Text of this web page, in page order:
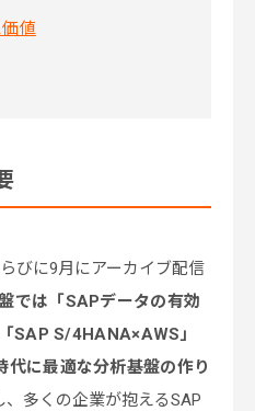
値
びに9月にアーカイブ配信
では「SAPデータの有効
SAP S/4HANA×AWS」
代に最適な分析基盤の作り
多くの企業が抱えるSAP